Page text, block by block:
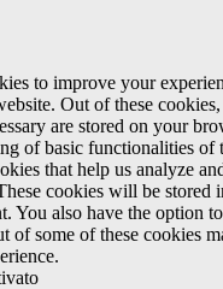
to improve your
Out of these
are stored on your
of basic functionalities of
that help us analyze
cookies will be stored
You also have the option
of some of these cookies